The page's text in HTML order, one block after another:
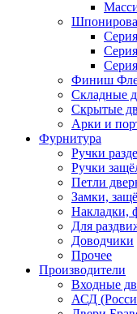
Финиш
Складные
Скрытые
Арки и
Фурнитура
Ручки
Ручки
Петли
Замки,
Накладки,
Для
Доводчики
Прочее
Производители
Входные
АСД